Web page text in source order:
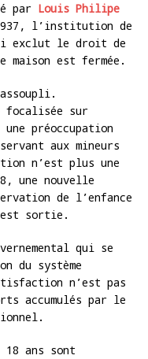
par Louis Philipe
l’institution de
exclut le droit de
maison est fermée.
focalisée sur
préoccupation
aux mineurs
n’est plus une
une nouvelle
de l’enfance
est sortie.
qui se
du système
n’est pas
accumulés par le
18 ans sont